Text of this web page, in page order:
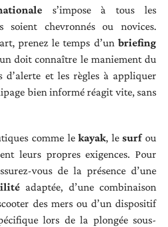
s’impose à tous les
soient chevronnés ou novices.
prenez le temps d’un briefing
doit connaître le maniement du
d’alerte et les règles à appliquer
bien informé réagit vite, sans
comme lekayak, lesurfou
leurs propres exigences. Pour
vous de la présence d’une
adaptée, d’une combinaison
des mers ou d’un dispositif
lors de la plongée sous-